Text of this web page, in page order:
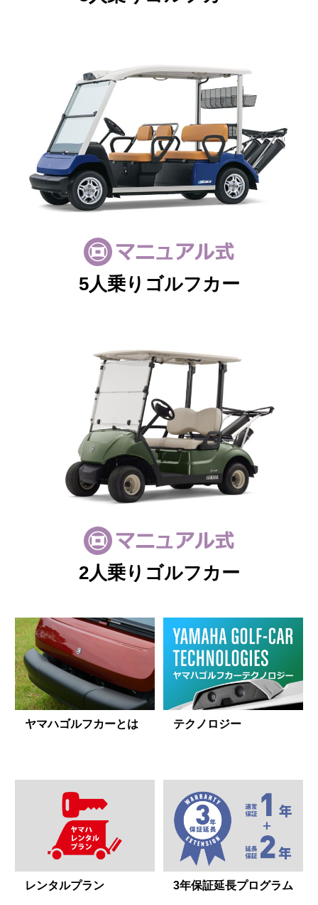
5人乗りゴルフカー
2人乗りゴルフカー
ヤマハゴルフカーとは テクノロジー
レンタルプラン 3年保証延長プログラム